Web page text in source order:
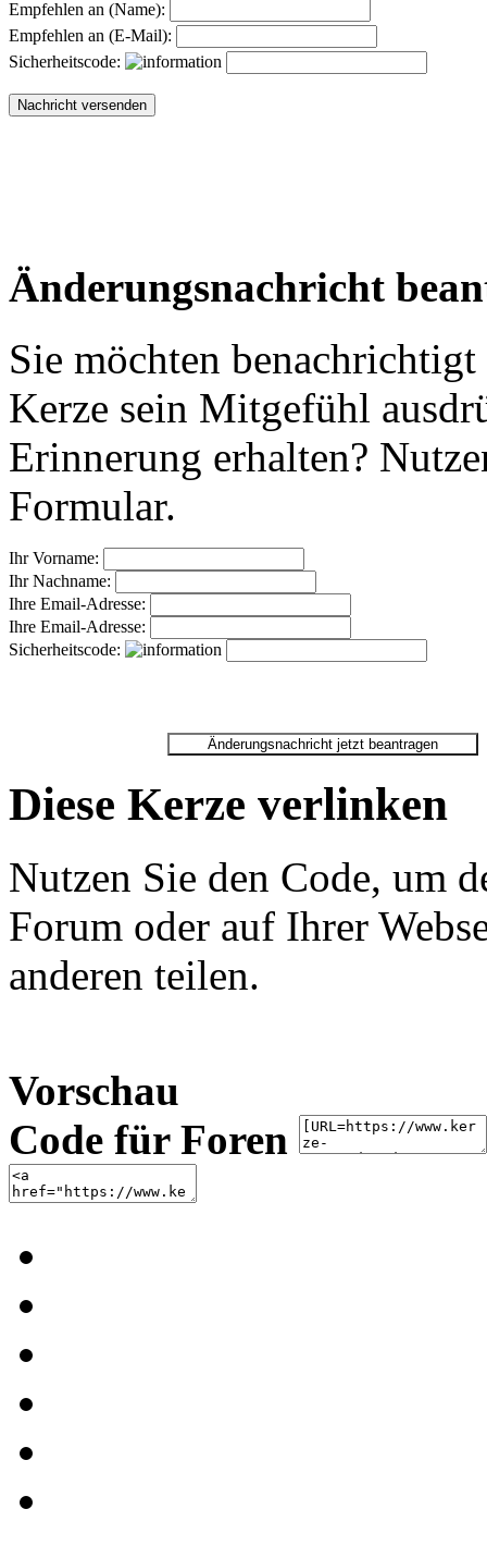
Empfehlen an (Name):
Empfehlen an (E-Mail):
Sicherheitscode:
Änderungsnachricht
Sie möchten
Kerze sein Mitgefühl
Erinnerung erhalten?
Formular.
Ihr Vorname:
Ihr Nachname:
Ihre Email-Adresse:
Ihre Email-Adresse:
Sicherheitscode:
Diese Kerze verlinken
Nutzen Sie den Code, um
Forum oder auf Ihrer
anderen teilen.
Vorschau
Code für Foren